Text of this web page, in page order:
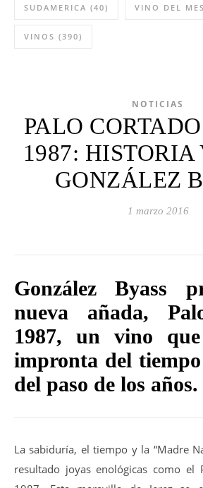
SUDAMERICA (40) VINO DEL MES
VINOS (390)
NOTICIAS
PALO
1987: HISTORIA
GONZÁLEZ
1 marzo 2016
González Byass
nueva añada,
1987, un vino
impronta del
del paso de los años.
La sabiduría, el tiempo y la “Madre
resultado joyas enológicas como el